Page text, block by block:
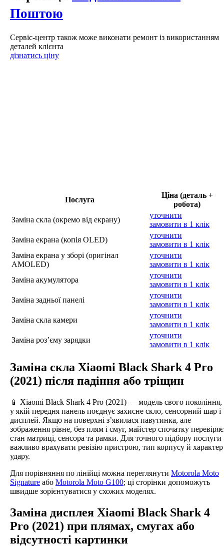
Поштою
Сервіс-центр також може виконати ремонт із використанням
деталей клієнта
дізнатись ціну
Послуга
Ціна (деталь +
робота)
Заміна скла (окремо від екрану)
уточнити
замовити в 1 клік
Заміна екрана (копія OLED)
уточнити
замовити в 1 клік
Заміна екрана у зборі (оригінал
AMOLED)
уточнити
замовити в 1 клік
Заміна акумулятора
уточнити
замовити в 1 клік
Заміна задньої панелі
уточнити
замовити в 1 клік
Заміна скла камери
уточнити
замовити в 1 клік
Заміна роз’єму зарядки
уточнити
замовити в 1 клік
Заміна скла Xiaomi Black Shark 4 Pro
(2021) після падіння або тріщин
📱 Xiaomi Black Shark 4 Pro (2021) — модель свого покоління,
у якій передня панель поєднує захисне скло, сенсорний шар і
дисплей. Якщо на поверхні з’явилася павутинка, але
зображення рівне, без плям і смуг, майстер спочатку перевіряє
стан матриці, сенсора та рамки. Для точного підбору послуги
важливо врахувати ревізію пристрою, тип корпусу й характер
удару.
Для порівняння по лінійці можна переглянути Motorola Moto
Signature або Motorola Moto G100; ці сторінки допоможуть
швидше зорієнтуватися у схожих моделях.
Заміна дисплея Xiaomi Black Shark 4
Pro (2021) при плямах, смугах або
відсутності картинки